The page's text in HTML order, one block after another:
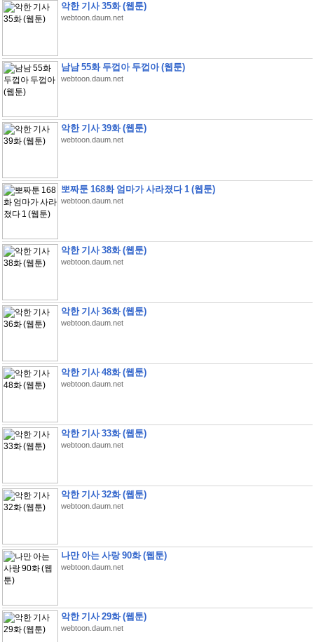
악한 기사 35화 (웹툰)
webtoon.daum.net
남남 55화 두껍아 두껍아 (웹툰)
webtoon.daum.net
악한 기사 39화 (웹툰)
webtoon.daum.net
뽀짜툰 168화 엄마가 사라졌다 1 (웹툰)
webtoon.daum.net
악한 기사 38화 (웹툰)
webtoon.daum.net
악한 기사 36화 (웹툰)
webtoon.daum.net
악한 기사 48화 (웹툰)
webtoon.daum.net
악한 기사 33화 (웹툰)
webtoon.daum.net
악한 기사 32화 (웹툰)
webtoon.daum.net
나만 아는 사랑 90화 (웹툰)
webtoon.daum.net
악한 기사 29화 (웹툰)
webtoon.daum.net